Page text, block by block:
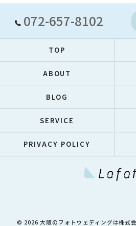
072-657-8102
TOP
ABOUT
BLOG
SERVICE
PRIVACY POLICY
© 2026 大阪のフォトウェディングは株式